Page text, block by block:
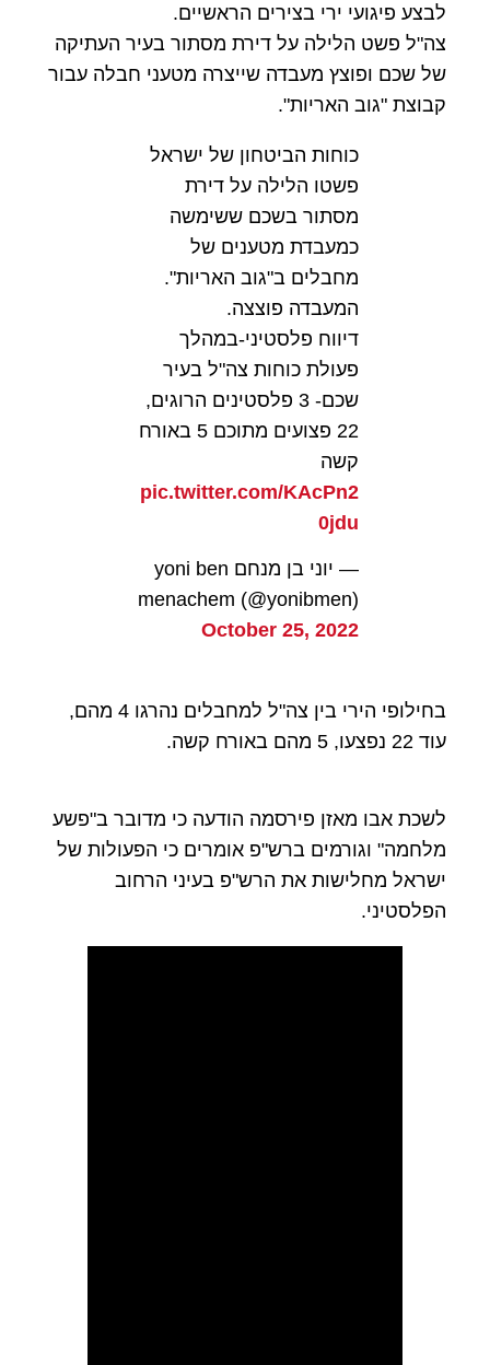
לבצע פיגועי ירי בצירים הראשיים.
צה"ל פשט הלילה על דירת מסתור בעיר העתיקה
של שכם ופוצץ מעבדה שייצרה מטעני חבלה עבור
קבוצת "גוב האריות".
כוחות הביטחון של ישראל
פשטו הלילה על דירת
מסתור בשכם ששימשה
כמעבדת מטענים של
מחבלים ב"גוב האריות".
המעבדה פוצצה.
דיווח פלסטיני-במהלך
פעולת כוחות צה"ל בעיר
שכם- 3 פלסטינים הרוגים,
22 פצועים מתוכם 5 באורח
קשה
pic.twitter.com/KAcPn2
0jdu
— יוני בן מנחם yoni ben
menachem (@yonibmen)
October 25, 2022
בחילופי הירי בין צה"ל למחבלים נהרגו 4 מהם,
עוד 22 נפצעו, 5 מהם באורח קשה.
לשכת אבו מאזן פירסמה הודעה כי מדובר ב"פשע
מלחמה" וגורמים ברש"פ אומרים כי הפעולות של
ישראל מחלישות את הרש"פ בעיני הרחוב
הפלסטיני.